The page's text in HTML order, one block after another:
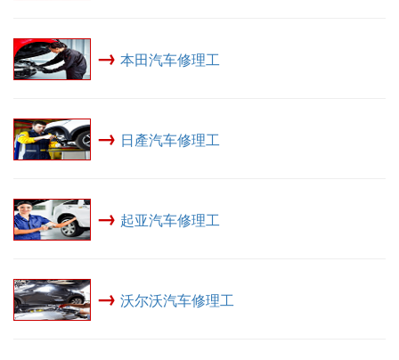
→ 本田汽车修理工
→ 日產汽车修理工
→ 起亚汽车修理工
→ 沃尔沃汽车修理工